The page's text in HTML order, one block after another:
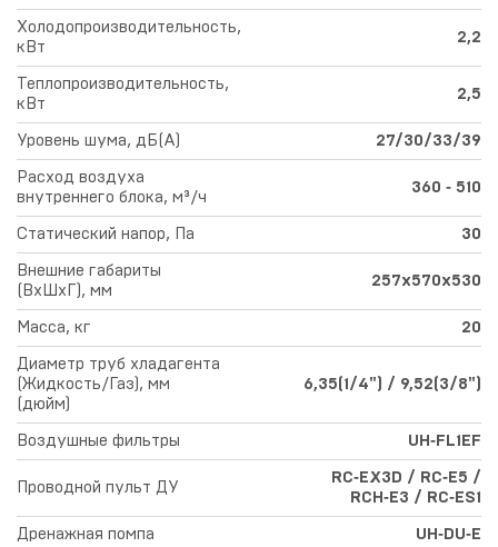
Холодопроизводительность,
кВт
2,2
Теплопроизводительность,
кВт
2,5
Уровень шума, дБ(А) 27/30/33/39
Расход воздуха
внутреннего блока, м³/ч
360 ‑ 510
Статический напор, Па 30
Внешние габариты
(ВхШхГ), мм
257х570х530
Масса, кг 20
Диаметр труб хладагента
(Жидкость/Газ), мм
(дюйм)
6,35(1/4") / 9,52(3/8")
Воздушные фильтры UH‑FL1EF
Проводной пульт ДУ
RC‑EX3D / RC‑E5 /
RCH‑E3 / RC‑ES1
Дренажная помпа UH‑DU‑E